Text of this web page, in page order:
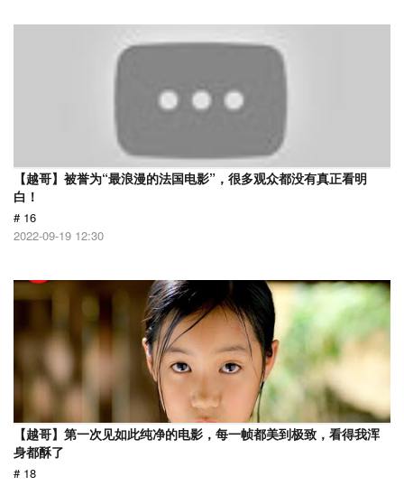
【越哥】被誉为“最浪漫的法国电影”，很多观众都没有真正看明
白！
# 16
2022-09-19 12:30
【越哥】第一次见如此纯净的电影，每一帧都美到极致，看得我浑
身都酥了
# 18